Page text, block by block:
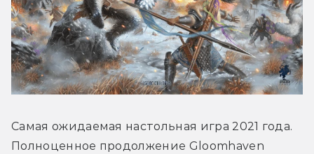
Самая ожидаемая настольная игра 2021 года.
Полноценное продолжение Gloomhaven